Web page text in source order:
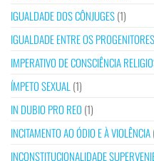
IGUALDADE DOS CÔNJUGES(1)
IGUALDADE ENTRE OS PROGENITORES
IMPERATIVO DE CONSCIÊNCIA
ÍMPETO SEXUAL (1)
IN DUBIO PRO REO (1)
INCITAMENTO AO ÓDIO E À VIOLÊNCIA
INCONSTITUCIONALIDADE